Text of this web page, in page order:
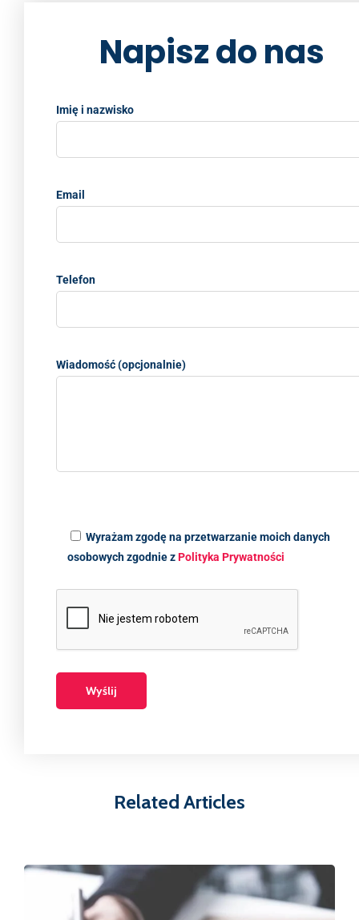
Napisz do nas
Imię i nazwisko
Email
Telefon
Wiadomość (opcjonalnie)
Wyrażam zgodę na przetwarzanie moich danych
osobowych zgodnie zPolityka Prywatności
Related Articles